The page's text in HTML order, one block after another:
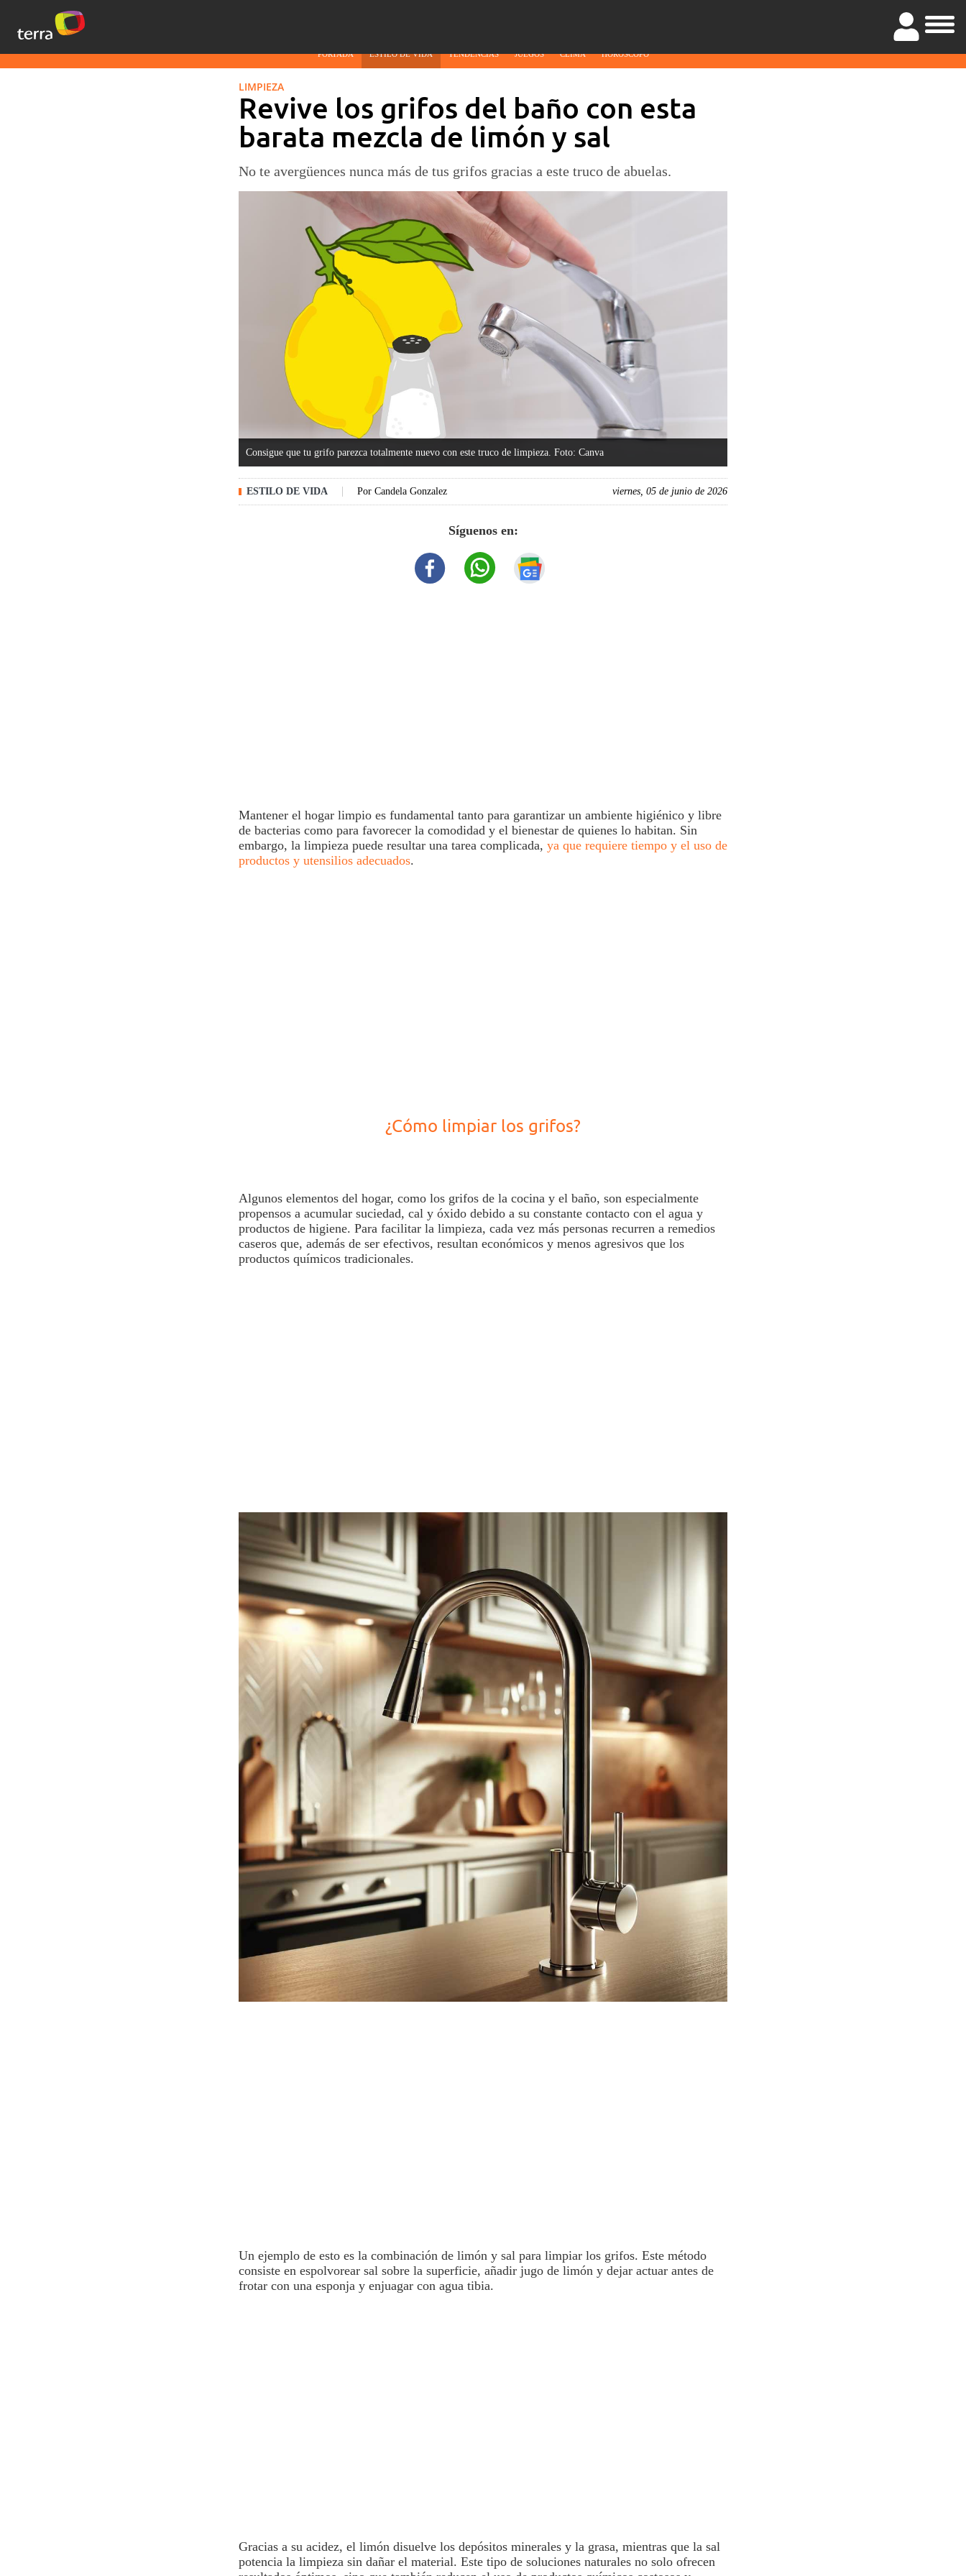
PORTADA ESTILO DE VIDA TENDENCIAS JUEGOS CLIMA HORÓSCOPO
LIMPIEZA
Revive los grifos del baño con esta
barata mezcla de limón y sal
No te avergüences nunca más de tus grifos gracias a este truco de abuelas.
Consigue que tu grifo parezca totalmente nuevo con este truco de limpieza. Foto: Canva
ESTILO DE VIDA PorCandela Gonzalez viernes, 05 de junio de 2026
Síguenos en:
Mantener el hogar limpio es fundamental tanto para garantizar un ambiente higiénico y libre
de bacterias como para favorecer la comodidad y el bienestar de quienes lo habitan. Sin
embargo, la limpieza puede resultar una tarea complicada, ya que requiere tiempo y el uso de
productos y utensilios adecuados.
¿Cómo limpiar los grifos?
Algunos elementos del hogar, como los grifos de la cocina y el baño, son especialmente
propensos a acumular suciedad, cal y óxido debido a su constante contacto con el agua y
productos de higiene. Para facilitar la limpieza, cada vez más personas recurren a remedios
caseros que, además de ser efectivos, resultan económicos y menos agresivos que los
productos químicos tradicionales.
Un ejemplo de esto es la combinación de limón y sal para limpiar los grifos. Este método
consiste en espolvorear sal sobre la superficie, añadir jugo de limón ydejar actuar antes de
frotar con una esponja y enjuagar con agua tibia.
Gracias a su acidez, el limón disuelve los depósitos minerales y la grasa, mientras que la sal
potencia la limpieza sin dañar el material. Este tipo de soluciones naturales no solo ofrecen